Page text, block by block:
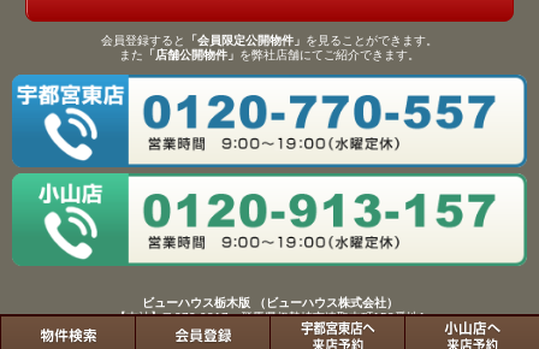
会員登録すると 「会員限定公開物件」 を見ることができます。
また 「店舗公開物件」 を弊社店舗にてご紹介できます。
ビューハウス栃木版 （ビューハウス株式会社）
【本社】〒372-0817 群馬県伊勢崎市連取本町158番地1
TEL：0270-61-9133／FAX：0270-61-9155